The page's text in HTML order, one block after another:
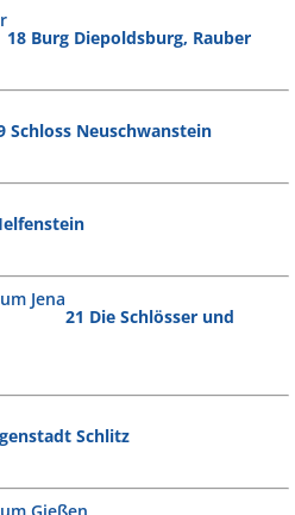
18 Burg Diepoldsburg, Rauber
Schloss Neuschwanstein
21 Die Schlösser und
Schlitz